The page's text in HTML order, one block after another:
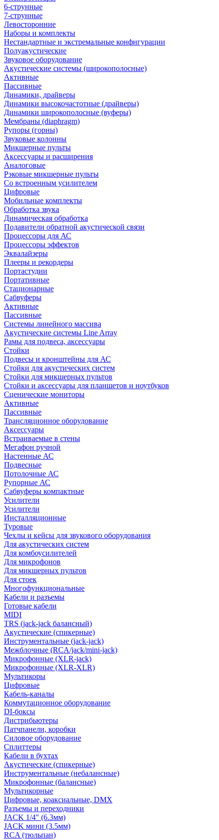
6-струнные
7-струнные
Левосторонние
Наборы и комплекты
Нестандартные и экстремальные конфигурации
Полуакустические
Звуковое оборудование
Акустические системы (широкополосные)
Активные
Пассивные
Динамики, драйверы
Динамики высокочастотные (драйверы)
Динамики широкополосные (вуферы)
Мембраны (diaphragm)
Рупоры (горны)
Звуковые колонны
Микшерные пульты
Аксессуары и расширения
Аналоговые
Рэковые микшерные пульты
Со встроенным усилителем
Цифровые
Мобильные комплекты
Обработка звука
Динамическая обработка
Подавители обратной акустической связи
Процессоры для АС
Процессоры эффектов
Эквалайзеры
Плееры и рекордеры
Портастудии
Портативные
Стационарные
Сабвуферы
Активные
Пассивные
Системы линейного массива
Акустические системы Line Array
Рамы для подвеса, аксессуары
Стойки
Подвесы и кронштейны для АС
Стойки для акустических систем
Стойки для микшерных пультов
Стойки и аксессуары для планшетов и ноутбуков
Сценические мониторы
Активные
Пассивные
Трансляционное оборудование
Аксессуары
Встраиваемые в стены
Мегафон ручной
Настенные АС
Подвесные
Потолочные АС
Рупорные АС
Сабвуферы компактные
Усилители
Усилители
Инсталляционные
Туровые
Чехлы и кейсы для звукового оборудования
Для акустических систем
Для комбоусилителей
Для микрофонов
Для микшерных пультов
Для стоек
Многофункциональные
Кабели и разъемы
Готовые кабели
MIDI
TRS (jack-jack балансный)
Акустические (спикерные)
Инструментальные (jack-jack)
Межблочные (RCA/jack/mini-jack)
Микрофонные (XLR-jack)
Микрофонные (XLR-XLR)
Мультикоры
Цифровые
Кабель-каналы
Коммутационное оборудование
DI-боксы
Дистрибьютеры
Патчпанели, коробки
Силовое оборудование
Сплиттеры
Кабели в бухтах
Акустические (спикерные)
Инструментальные (небалансные)
Микрофонные (балансные)
Мультикорные
Цифровые, коаксиальные, DMX
Разъемы и переходники
JACK 1/4" (6.3мм)
JACK мини (3.5мм)
RCA (тюльпан)